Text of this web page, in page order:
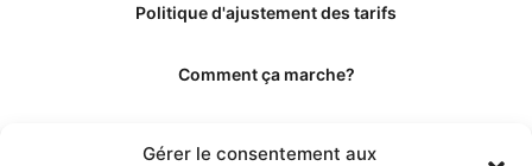
Gérer le consentement aux
Politique d'ajustement des tarifs
Comment ça marche?